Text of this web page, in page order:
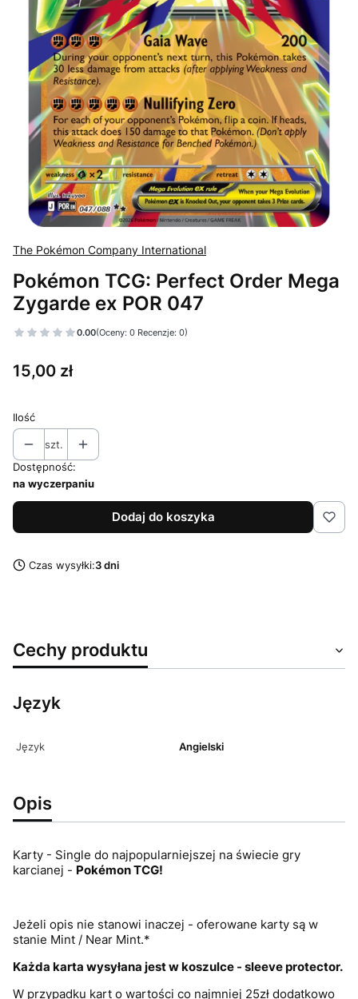
The Pokémon Company International
Pokémon TCG: Perfect Order Mega
Zygarde ex POR 047
0.00(Oceny: 0 Recenzje: 0)
Cena
15,00 zł
Ilość
szt.
Dostępność:
na wyczerpaniu
Dodaj do koszyka
Czas wysyłki:3 dni
Cechy produktu
Język
Język Angielski
Opis
Karty - Single do najpopularniejszej na świecie gry
karcianej - PokémonTCG!
Jeżeli opis nie stanowi inaczej - oferowane karty są w
stanie Mint / Near Mint.*
Każda karta wysyłana jest w koszulce - sleeve protector.
W przypadku kart o wartości co najmniej 25zł dodatkowo